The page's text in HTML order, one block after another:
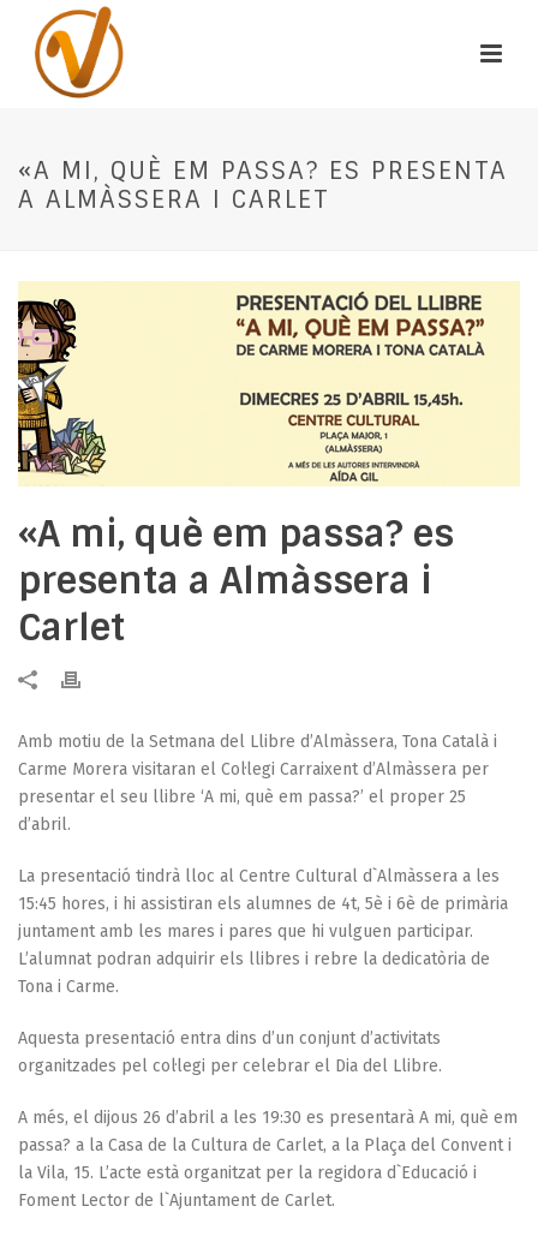
«A MI, QUÈ EM PASSA? ES PRESENTA
A ALMÀSSERA I CARLET
«A mi, què em passa? es
presenta a Almàssera i
Carlet
Amb motiu de la Setmana del Llibre d’Almàssera, Tona Català i
Carme Morera visitaran el Col·legi Carraixent d’Almàssera per
presentar el seu llibre ‘A mi, què em passa?’ el proper 25
d’abril.
La presentació tindrà lloc al Centre Cultural d`Almàssera a les
15:45 hores, i hi assistiran els alumnes de 4t, 5è i 6è de primària
juntament amb les mares i pares que hi vulguen participar.
L’alumnat podran adquirir els llibres i rebre la dedicatòria de
Tona i Carme.
Aquesta presentació entra dins d’un conjunt d’activitats
organitzades pel col·legi per celebrar el Dia del Llibre.
A més, el dijous 26 d’abril a les 19:30 es presentarà A mi, què em
passa? a la Casa de la Cultura de Carlet, a la Plaça del Convent i
la Vila, 15. L’acte està organitzat per la regidora d`Educació i
Foment Lector de l`Ajuntament de Carlet.